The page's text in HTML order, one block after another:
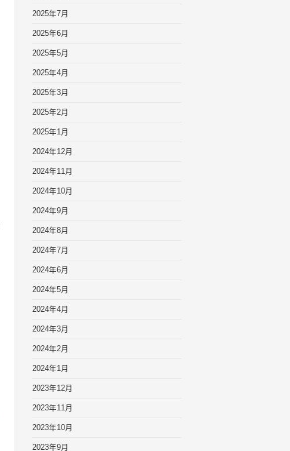
2025年7月
2025年6月
2025年5月
2025年4月
2025年3月
2025年2月
2025年1月
2024年12月
2024年11月
2024年10月
2024年9月
2024年8月
2024年7月
2024年6月
2024年5月
2024年4月
2024年3月
2024年2月
2024年1月
2023年12月
2023年11月
2023年10月
2023年9月